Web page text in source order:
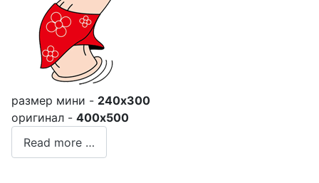
размер мини - 240x300
оригинал - 400x500
Read more …